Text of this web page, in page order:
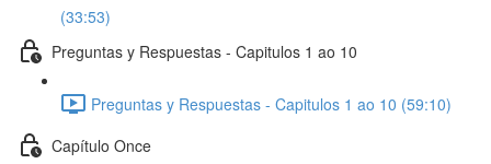
(33:53)
Preguntas y Respuestas - Capitulos 1 ao 10
Preguntas y Respuestas - Capitulos 1 ao 10 (59:10)
Capítulo Once